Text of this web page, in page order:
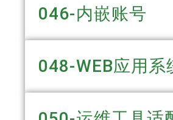
046-内嵌账号
048-WEB应用系